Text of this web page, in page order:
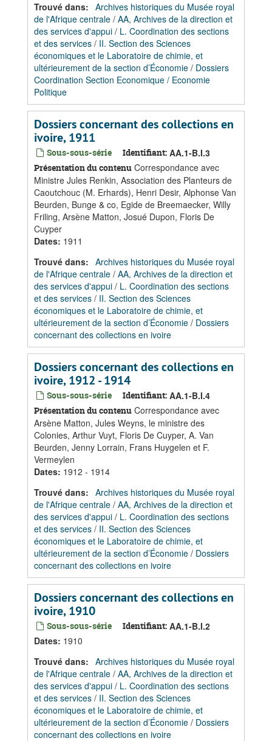
Trouvé dans: Archives historiques du Musée royal
de l'Afrique centrale / AA, Archives de la direction et
des services d'appui / L. Coordination des sections
et des services / II. Section des Sciences
économiques et le Laboratoire de chimie, et
ultérieurement de la section d’Économie / Dossiers
Coordination Section Economique / Economie
Politique
Dossiers concernant des collections en
ivoire, 1911
Sous-sous-série Identifiant: AA.1-B.I.3
Présentation du contenu Correspondance avec
Ministre Jules Renkin, Association des Planteurs de
Caoutchouc (M. Erhards), Henri Desir, Alphonse Van
Beurden, Bunge & co, Egide de Breemaecker, Willy
Friling, Arsène Matton, Josué Dupon, Floris De
Cuyper
Dates: 1911
Trouvé dans: Archives historiques du Musée royal
de l'Afrique centrale / AA, Archives de la direction et
des services d'appui / L. Coordination des sections
et des services / II. Section des Sciences
économiques et le Laboratoire de chimie, et
ultérieurement de la section d’Économie / Dossiers
concernant des collections en ivoire
Dossiers concernant des collections en
ivoire, 1912 - 1914
Sous-sous-série Identifiant: AA.1-B.I.4
Présentation du contenu Correspondance avec
Arsène Matton, Jules Weyns, le ministre des
Colonies, Arthur Vuyt, Floris De Cuyper, A. Van
Beurden, Jenny Lorrain, Frans Huygelen et F.
Vermeylen
Dates: 1912 - 1914
Trouvé dans: Archives historiques du Musée royal
de l'Afrique centrale / AA, Archives de la direction et
des services d'appui / L. Coordination des sections
et des services / II. Section des Sciences
économiques et le Laboratoire de chimie, et
ultérieurement de la section d’Économie / Dossiers
concernant des collections en ivoire
Dossiers concernant des collections en
ivoire, 1910
Sous-sous-série Identifiant: AA.1-B.I.2
Dates: 1910
Trouvé dans: Archives historiques du Musée royal
de l'Afrique centrale / AA, Archives de la direction et
des services d'appui / L. Coordination des sections
et des services / II. Section des Sciences
économiques et le Laboratoire de chimie, et
ultérieurement de la section d’Économie / Dossiers
concernant des collections en ivoire